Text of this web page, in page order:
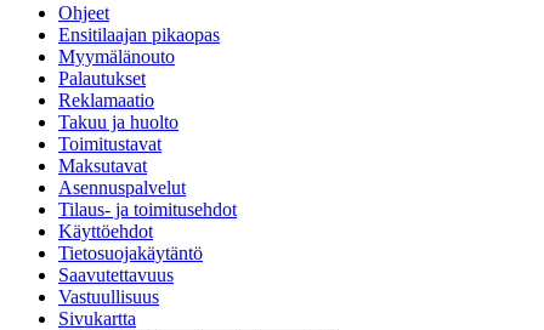
Ohjeet
Ensitilaajan pikaopas
Myymälänouto
Palautukset
Reklamaatio
Takuu ja huolto
Toimitustavat
Maksutavat
Asennuspalvelut
Tilaus- ja toimitusehdot
Käyttöehdot
Tietosuojakäytäntö
Saavutettavuus
Vastuullisuus
Sivukartta